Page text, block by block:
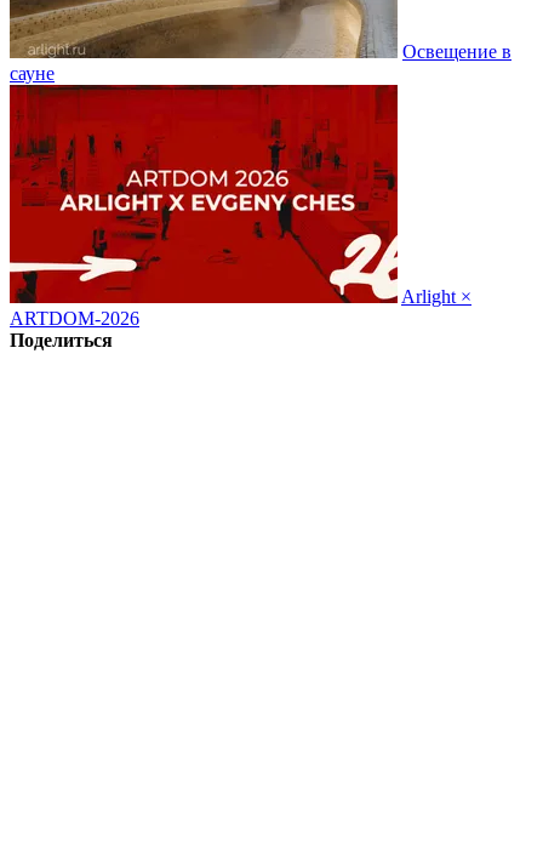
Освещение в
сауне
Arlight ×
ARTDOM-2026
Поделиться